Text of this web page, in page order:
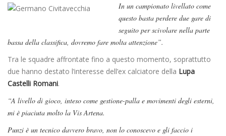
In un campionato livellato come
questo basta perdere due gare di
seguito per scivolare nella parte
bassa della classifica, dovremo fare molta attenzione”.
Tra le squadre affrontate fino a questo momento, soprattutto
due hanno destato l’interesse dell’ex calciatore della Lupa
Castelli Romani.
“A livello di gioco, inteso come gestione-palla e movimenti degli esterni,
mi è piaciuta molto la Vis Artena.
Punzi è un tecnico davvero bravo, non lo conoscevo e gli faccio i